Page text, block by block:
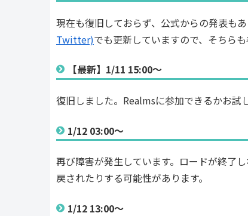
現在も復旧しておらず、公式からの発表も
Twitter)でも更新していますので、そちらも
【最新】1/11 15:00〜
復旧しました。Realmsに参加できるかお試
1/12 03:00～
再び障害が発生しています。ロードが終了
戻されたりする可能性があります。
1/12 13:00〜